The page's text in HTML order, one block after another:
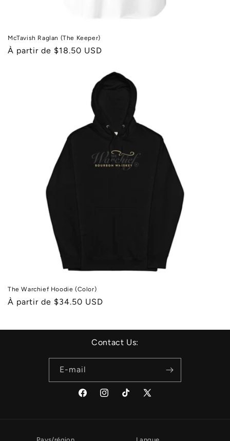
McTavish Raglan (The Keeper)
Prix
À partir de $18.50 USD
The Warchief Hoodie (Color)
Prix
À partir de $34.50 USD
Contact Us:
E-mail
FacebookInstagramTikTok X